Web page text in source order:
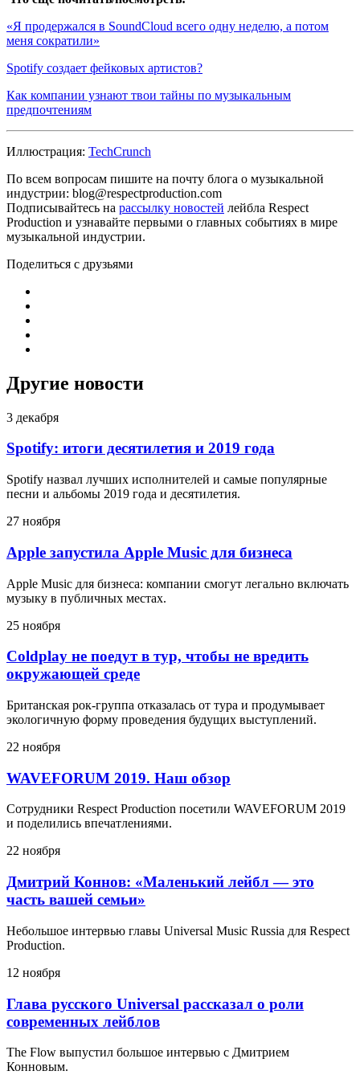
«Я продержался в SoundCloud всего одну неделю, а потом
меня сократили»
Spotify создает фейковых артистов?
Как компании узнают твои тайны по музыкальным
предпочтениям
Иллюстрация: TechCrunch
По всем вопросам пишите на почту блога о музыкальной
индустрии: blog@respectproduction.com
Подписывайтесь на рассылку новостей лейбла Respect
Production и узнавайте первыми о главных событиях в мире
музыкальной индустрии.
Поделиться с друзьями
Другие новости
3 декабря
Spotify: итоги десятилетия и 2019 года
Spotify назвал лучших исполнителей и самые популярные
песни и альбомы 2019 года и десятилетия.
27 ноября
Apple запустила Apple Music для бизнеса
Apple Music для бизнеса: компании смогут легально включать
музыку в публичных местах.
25 ноября
Coldplay не поедут в тур, чтобы не вредить
окружающей среде
Британская рок-группа отказалась от тура и продумывает
экологичную форму проведения будущих выступлений.
22 ноября
WAVEFORUM 2019. Наш обзор
Сотрудники Respect Production посетили WAVEFORUM 2019
и поделились впечатлениями.
22 ноября
Дмитрий Коннов: «Маленький лейбл — это
часть вашей семьи»
Небольшое интервью главы Universal Music Russia для Respect
Production.
12 ноября
Глава русского Universal рассказал о роли
современных лейблов
The Flow выпустил большое интервью с Дмитрием
Конновым.